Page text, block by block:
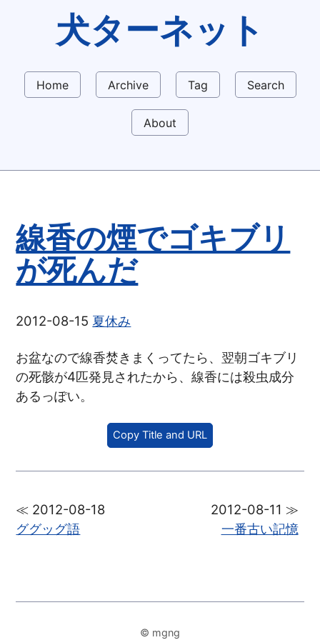
犬ターネット
Home Archive Tag Search
About
線香の煙でゴキブリ
が死んだ
2012-08-15 夏休み
お盆なので線香焚きまくってたら、翌朝ゴキブリ
の死骸が4匹発見されたから、線香には殺虫成分
あるっぽい。
Copy Title and URL
≪ 2012-08-18
ググッグ語
2012-08-11 ≫
一番古い記憶
© mgng